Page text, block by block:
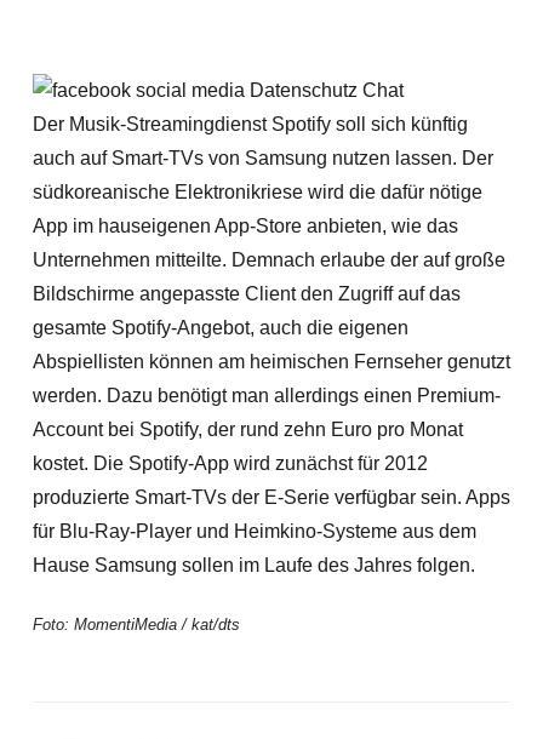
Der Musik-Streamingdienst Spotify soll sich künftig
auch auf Smart-TVs von Samsung nutzen lassen. Der
südkoreanische Elektronikriese wird die dafür nötige
App im hauseigenen App-Store anbieten, wie das
Unternehmen mitteilte. Demnach erlaube der auf große
Bildschirme angepasste Client den Zugriff auf das
gesamte Spotify-Angebot, auch die eigenen
Abspiellisten können am heimischen Fernseher genutzt
werden. Dazu benötigt man allerdings einen Premium-
Account bei Spotify, der rund zehn Euro pro Monat
kostet. Die Spotify-App wird zunächst für 2012
produzierte Smart-TVs der E-Serie verfügbar sein. Apps
für Blu-Ray-Player und Heimkino-Systeme aus dem
Hause Samsung sollen im Laufe des Jahres folgen.
Foto: MomentiMedia / kat/dts